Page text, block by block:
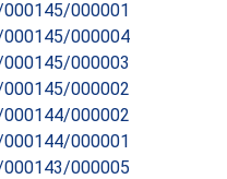
000001
000004
000003
000002
000002
000001
000005